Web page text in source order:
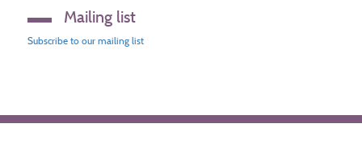
Mailing list
Subscribe to our mailing list